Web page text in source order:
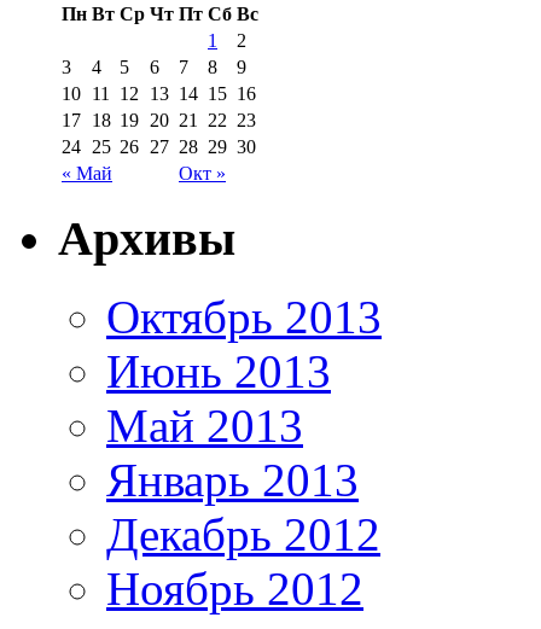
Пн Вт Ср Чт Пт Сб Вс
« Май Окт »
1
2
3
4 5 6 7 8
9
10 11 12 13 14 15 16
17 18 19 20 21 22 23
24 25 26 27 28 29 30
Архивы
Октябрь 2013
Июнь 2013
Май 2013
Январь 2013
Декабрь 2012
Ноябрь 2012